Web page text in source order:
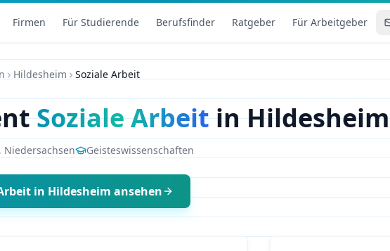
Firmen Für Studierende Berufsfinder Ratgeber Für Arbeitgeber
Hildesheim Soziale Arbeit
Soziale ArbeitinHildesheim
, Niedersachsen Geisteswissenschaften
in Hildesheim ansehen